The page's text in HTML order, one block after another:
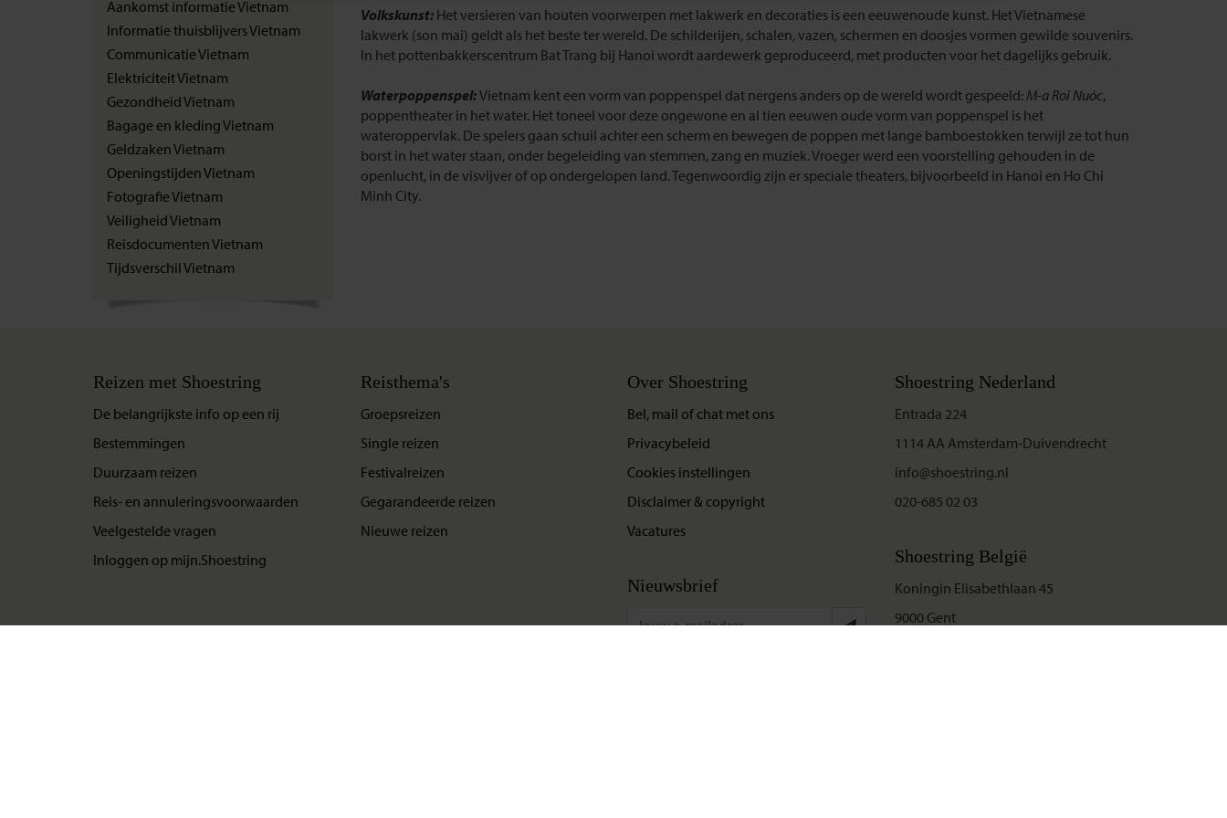
Aankomst informatie Vietnam
Informatie thuisblijvers Vietnam
Communicatie Vietnam
Elektriciteit Vietnam
Gezondheid Vietnam
Bagage en kleding Vietnam
Geldzaken Vietnam
Openingstijden Vietnam
Fotografie Vietnam
Veiligheid Vietnam
Reisdocumenten Vietnam
Tijdsverschil Vietnam
Volkskunst: Het versieren van houten voorwerpen met lakwerk en decoraties is een eeuwenoude kunst. Het Vietnamese
lakwerk (son mai) geldt als het beste ter wereld. De schilderijen, schalen, vazen, schermen en doosjes vormen gewilde souvenirs.
In het pottenbakkerscentrum Bat Trang bij Hanoi wordt aardewerk geproduceerd, met producten voor het dagelijks gebruik.
Waterpoppenspel:Vietnam kent een vorm van poppenspel dat nergens anders op de wereld wordt gespeeld: M-a Roi Nuóc,
poppentheater in het water. Het toneel voor deze ongewone en al tien eeuwen oude vorm van poppenspel is het
wateroppervlak. De spelers gaan schuil achter een scherm en bewegen de poppen met lange bamboestokken terwijl ze tot hun
borst in het water staan, onder begeleiding van stemmen, zang en muziek. Vroeger werd een voorstelling gehouden in de
openlucht, in de visvijver of op ondergelopen land. Tegenwoordig zijn er speciale theaters, bijvoorbeeld in Hanoi en Ho Chi
Minh City.
Reizen met Shoestring
De belangrijkste info op een rij
Bestemmingen
Duurzaam reizen
Reis- en annuleringsvoorwaarden
Veelgestelde vragen
Inloggen op mijn.Shoestring
Reisthema's
Groepsreizen
Single reizen
Festivalreizen
Gegarandeerde reizen
Nieuwe reizen
Over Shoestring
Bel, mail of chat met ons
Privacybeleid
Cookies instellingen
Disclaimer & copyright
Vacatures
Nieuwsbrief
Shoestring Nederland
Entrada 224
1114 AA Amsterdam-Duivendrecht
info@shoestring.nl
020-685 02 03
Shoestring België
Koningin Elisabethlaan 45
9000 Gent